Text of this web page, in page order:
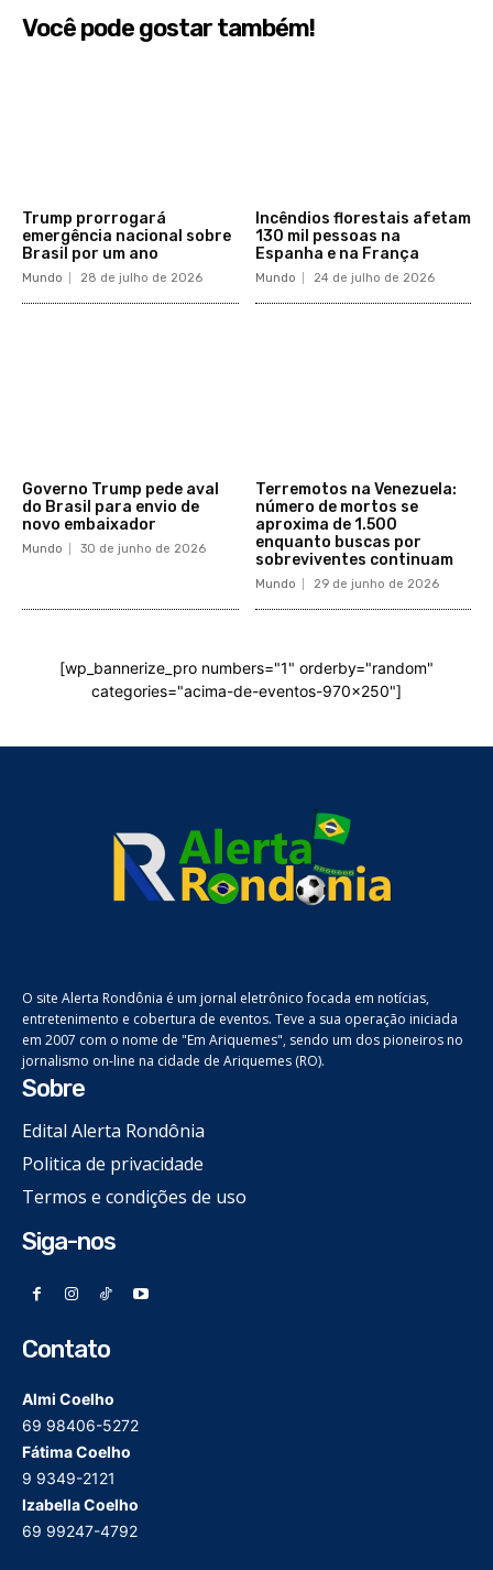
Você pode gostar também!
Trump prorrogará
emergência nacional sobre
Brasil por um ano
Mundo 28 de julho de 2026
Incêndios florestais afetam
130 mil pessoas na
Espanha e na França
Mundo 24 de julho de 2026
Governo Trump pede aval
do Brasil para envio de
novo embaixador
Mundo 30 de junho de 2026
Terremotos na Venezuela:
número de mortos se
aproxima de 1.500
enquanto buscas por
sobreviventes continuam
Mundo 29 de junho de 2026
[wp_bannerize_pro numbers="1" orderby="random"
categories="acima-de-eventos-970x250"]
O site Alerta Rondônia é um jornal eletrônico focada em notícias,
entretenimento e cobertura de eventos. Teve a sua operação iniciada
em 2007 com o nome de "Em Ariquemes", sendo um dos pioneiros no
jornalismo on-line na cidade de Ariquemes (RO).
Sobre
Edital Alerta Rondônia
Politica de privacidade
Termos e condições de uso
Siga-nos
Contato
Almi Coelho
69 98406-5272
Fátima Coelho
9 9349-2121
Izabella Coelho
69 99247-4792